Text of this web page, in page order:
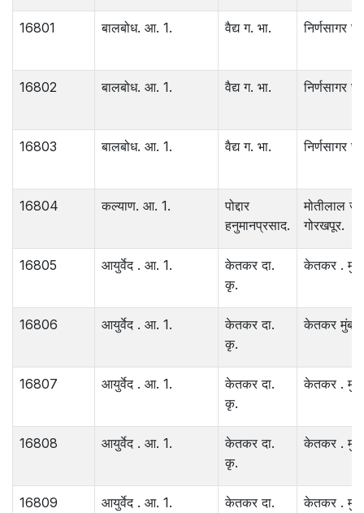
16801 बालबोध. आ. 1. वैद्य ग. भा. निर्णसागर
16802 बालबोध. आ. 1. वैद्य ग. भा. निर्णसागर
16803 बालबोध. आ. 1. वैद्य ग. भा. निर्णसागर
16804 कल्याण. आ. 1.
पोद्दार
हनुमानप्रसाद.
मोतीलाल
गोरखपूर.
16805 आयुर्वेद . आ. 1.
केतकर दा.
कृ.
केतकर .
16806 आयुर्वेद . आ. 1.
केतकर दा.
कृ.
केतकर मुंबई.
16807 आयुर्वेद . आ. 1.
केतकर दा.
कृ.
केतकर .
16808 आयुर्वेद . आ. 1.
केतकर दा.
कृ.
केतकर .
16809 आयुर्वेद . आ. 1.
केतकर दा.
केतकर .